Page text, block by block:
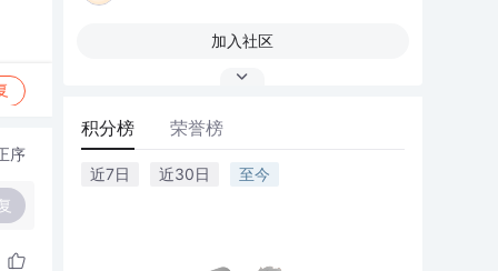
序
加入社区
积分榜 荣誉榜
近7日 近30日 至今